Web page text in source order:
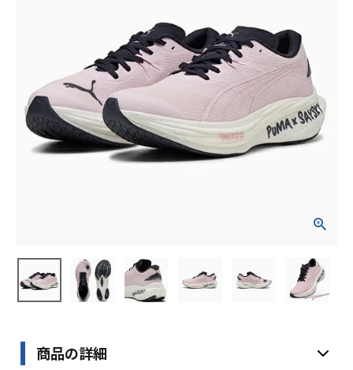
INFORMATIOM
ご利用ガイド
お問い合わせ
商品の詳細